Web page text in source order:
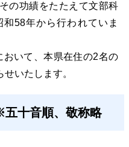
の功績をたたえて文部科
58年から行われていま
おいて、本県在住の2名の
いたします。
十音順、敬称略